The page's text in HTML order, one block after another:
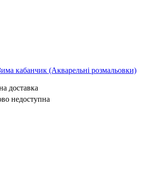
кабанчик (Акварельні розмальовки)
доставка
недоступна